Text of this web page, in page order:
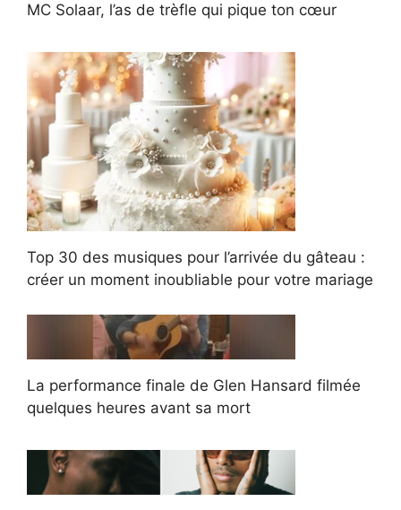
MC Solaar, l’as de trèfle qui pique ton cœur
Top 30 des musiques pour l’arrivée du gâteau :
créer un moment inoubliable pour votre mariage
La performance finale de Glen Hansard filmée
quelques heures avant sa mort